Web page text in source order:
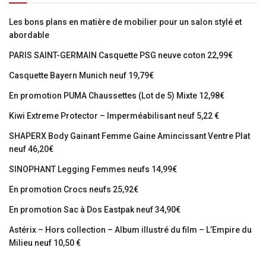
Les bons plans en matière de mobilier pour un salon stylé et
abordable
PARIS SAINT-GERMAIN Casquette PSG neuve coton 22,99€
Casquette Bayern Munich neuf 19,79€
En promotion PUMA Chaussettes (Lot de 5) Mixte 12,98€
Kiwi Extreme Protector – Imperméabilisant neuf 5,22 €
SHAPERX Body Gainant Femme Gaine Amincissant Ventre Plat
neuf 46,20€
SINOPHANT Legging Femmes neufs 14,99€
En promotion Crocs neufs 25,92€
En promotion Sac à Dos Eastpak neuf 34,90€
Astérix – Hors collection – Album illustré du film – L’Empire du
Milieu neuf 10,50 €